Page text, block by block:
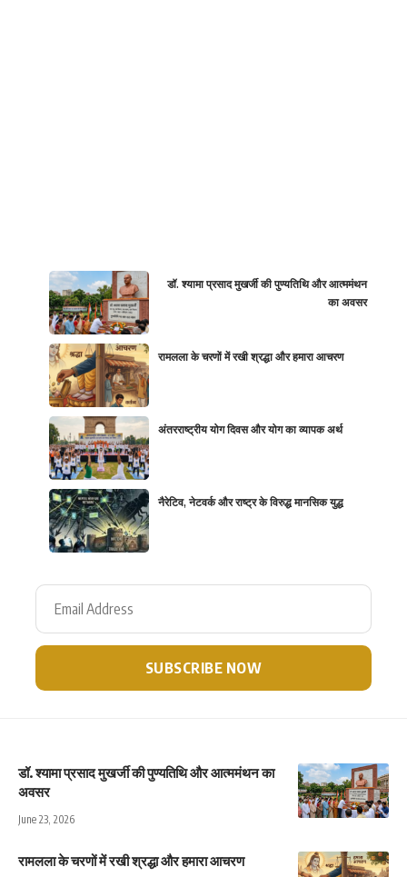
डॉ. श्यामा प्रसाद मुखर्जी की पुण्यतिथि और आत्ममंथन
का अवसर
रामलला के चरणों में रखी श्रद्धा और हमारा आचरण
अंतरराष्ट्रीय योग दिवस और योग का व्यापक अर्थ
नैरेटिव, नेटवर्क और राष्ट्र के विरुद्ध मानसिक युद्ध
डॉ. श्यामा प्रसाद मुखर्जी की पुण्यतिथि और आत्ममंथन का
अवसर
June 23, 2026
रामलला के चरणों में रखी श्रद्धा और हमारा आचरण